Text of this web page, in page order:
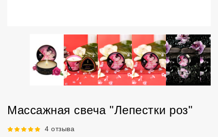
Массажная свеча "Лепестки роз"
Рейтинг 5 из 5.4 отзыва